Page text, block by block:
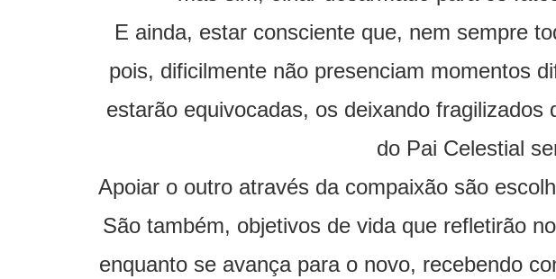
E ainda, estar consciente que, nem sempre
pois, dificilmente não presenciam momentos
estarão equivocadas, os deixando
do Pai Celestial
Apoiar o outro através da compaixão são
São também, objetivos de vida que refletirão
enquanto se avança para o novo, recebendo